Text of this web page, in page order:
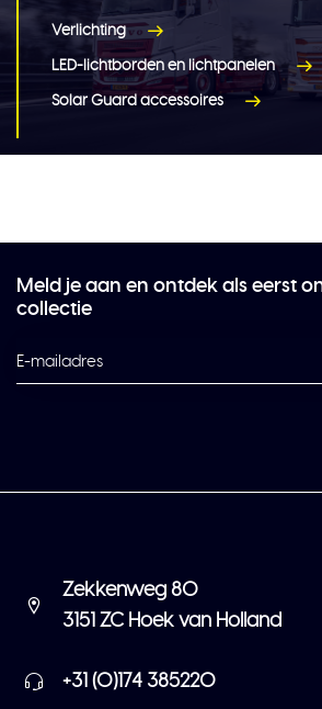
Verlichting
LED-lichtborden en lichtpanelen
Solar Guard accessoires
Meld je aan en ontdek als eerst
collectie
Zekkenweg 80
3151 ZC Hoek van Holland
+31 (0)174 385220